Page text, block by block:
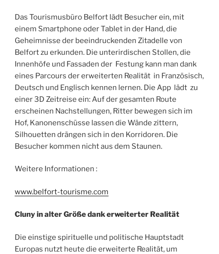
Das Tourismusbüro Belfort lädt Besucher ein, mit
einem Smartphone oder Tablet in der Hand, die
Geheimnisse der beeindruckenden Zitadelle von
Belfort zu erkunden. Die unterirdischen Stollen, die
Innenhöfe und Fassaden der Festung kann man dank
eines Parcours der erweiterten Realität in Französisch,
Deutsch und Englisch kennen lernen. Die App lädt zu
einer 3D Zeitreise ein: Auf der gesamten Route
erscheinen Nachstellungen, Ritter bewegen sich im
Hof, Kanonenschüsse lassen die Wände zittern,
Silhouetten drängen sich in den Korridoren. Die
Besucher kommen nicht aus dem Staunen.
Weitere Informationen :
www.belfort-tourisme.com
Cluny in alter Größe dank erweiterter Realität
Die einstige spirituelle und politische Hauptstadt
Europas nutzt heute die erweiterte Realität, um